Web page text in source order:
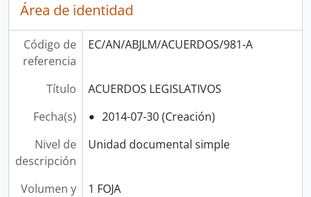
Área de identidad
Código de
referencia
EC/AN/ABJLM/ACUERDOS/981-A
Título
ACUERDOS LEGISLATIVOS
Fecha(s)
2014-07-30 (Creación)
Nivel de
descripción
Unidad documental simple
Volumen y
1 FOJA